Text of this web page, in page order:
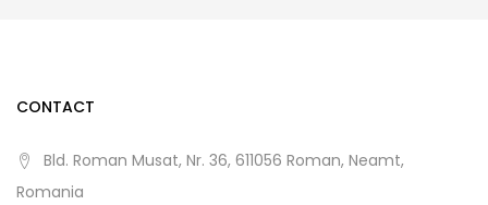
CONTACT
Bld. Roman Musat, Nr. 36, 611056 Roman, Neamt,
Romania